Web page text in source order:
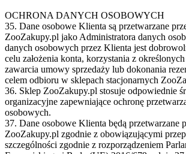
OCHRONA DANYCH OSOBOWYCH
35. Dane osobowe Klienta są przetwarzane
ZooZakupy.pl jako Administratora danych
danych osobowych przez Klienta jest
celu założenia konta, korzystania z
zawarcia umowy sprzedaży lub dokonania
celem odbioru w sklepach stacjonarnych
36. Sklep ZooZakupy.pl stosuje odpowiednie
organizacyjne zapewniające ochronę
osobowych.
37. Dane osobowe Klienta będą przetwarzane
ZooZakupy.pl zgodnie z obowiązującymi
szczególności zgodnie z rozporządzeniem